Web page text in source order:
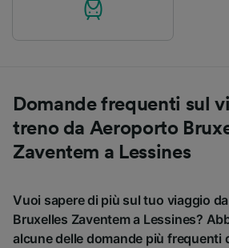
Domande frequenti sul
treno da Aeroporto
Zaventem a Lessines
Vuoi sapere di più sul tuo viaggio
Bruxelles Zaventem a Lessines?
alcune delle domande più frequenti